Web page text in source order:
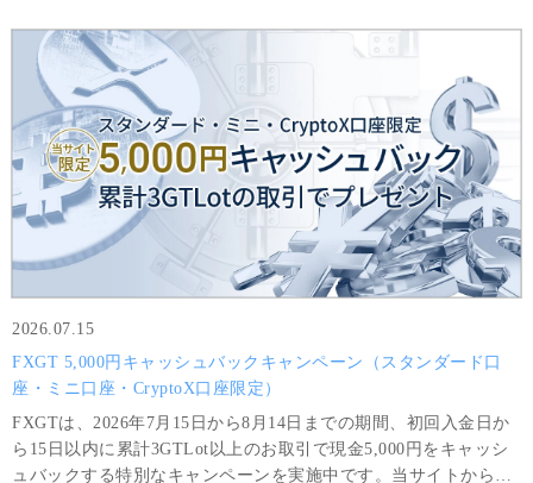
2026.07.15
FXGT 5,000円キャッシュバックキャンペーン（スタンダード口
座・ミニ口座・CryptoX口座限定）
FXGTは、2026年7月15日から8月14日までの期間、初回入金日か
ら15日以内に累計3GTLot以上のお取引で現金5,000円をキャッシ
ュバックする特別なキャンペーンを実施中です。当サイトから口